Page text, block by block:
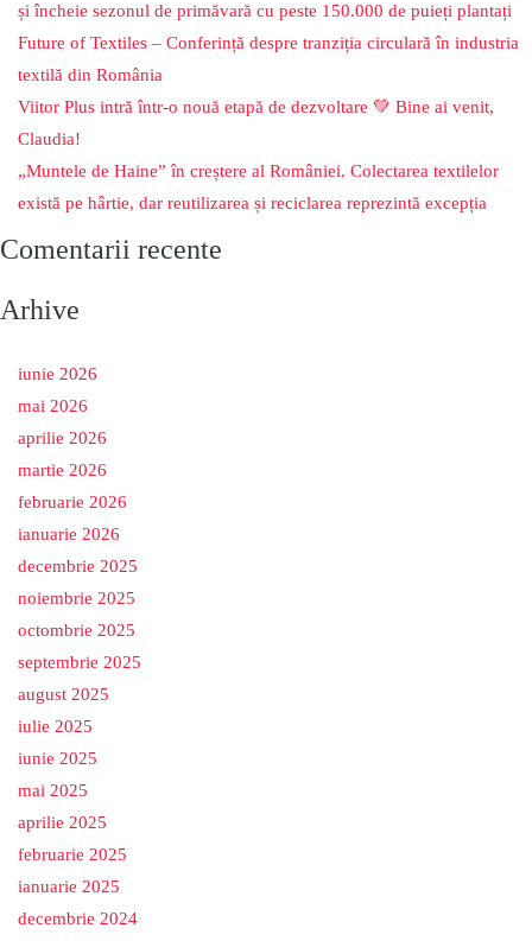
și încheie sezonul de primăvară cu peste 150.000 de puieți plantați
Future of Textiles – Conferință despre tranziția circulară în industria
textilă din România
Viitor Plus intră într-o nouă etapă de dezvoltare 💚 Bine ai venit,
Claudia!
„Muntele de Haine” în creștere al României. Colectarea textilelor
există pe hârtie, dar reutilizarea și reciclarea reprezintă excepția
Comentarii recente
Arhive
iunie 2026
mai 2026
aprilie 2026
martie 2026
februarie 2026
ianuarie 2026
decembrie 2025
noiembrie 2025
octombrie 2025
septembrie 2025
august 2025
iulie 2025
iunie 2025
mai 2025
aprilie 2025
februarie 2025
ianuarie 2025
decembrie 2024